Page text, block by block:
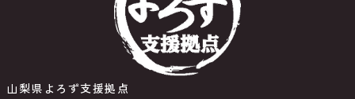
山梨県よろず支援拠点